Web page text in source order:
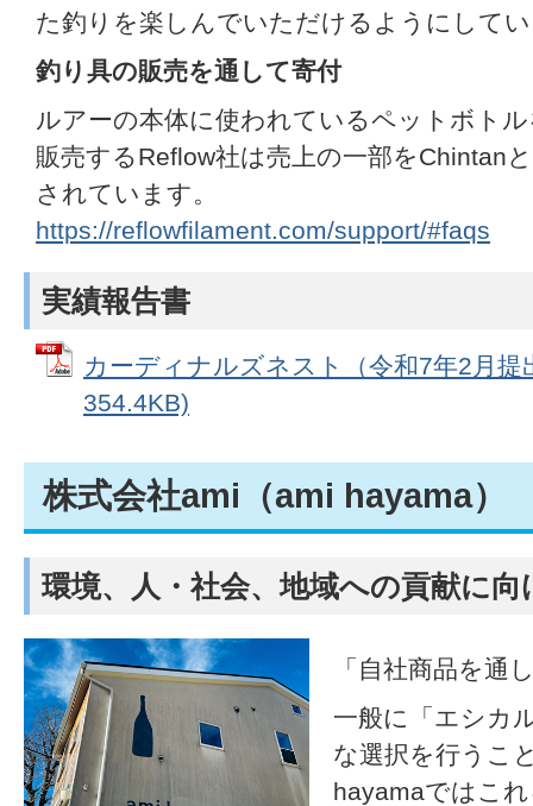
た釣りを楽しんでいただけるようにして
釣り具の販売を通して寄付
ルアーの本体に使われているペットボト
販売するReflow社は売上の一部をChintan
されています。
https://reflowfilament.com/support/#faqs
実績報告書
カーディナルズネスト（令和7年2月提
354.4KB)
株式会社ami（ami hayama）
環境、人・社会、地域への貢献に
「自社商品を通
一般に「エシカ
な選択を行うこ
hayamaではこ